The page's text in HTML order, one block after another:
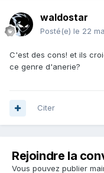
waldostar
Posté(e) le 22
C'est des cons! et ils
ce genre d'anerie?
Citer
Rejoindre la
Vous pouvez publier